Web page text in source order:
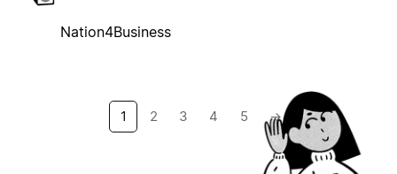
Nation4Business
1 2 3 4 5 →